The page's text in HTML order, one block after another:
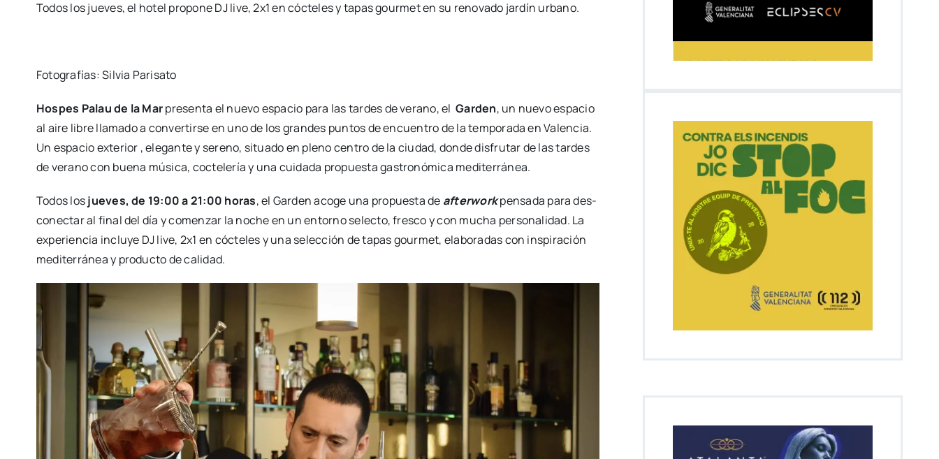
Todos los jue­ves, el hotel pro­po­ne DJ live, 2x1 en cóc­te­les y tapas gour­met en su reno­va­do jar­dín urbano.
Foto­gra­fías: Sil­via Pari­sa­to
Hos­pes Palau de la Marpre­sen­ta el nue­vo espa­cio para las tar­des de verano, elGar­den, un nue­vo espa­cio
al aire libre lla­ma­do a con­ver­tir­se en uno de los gran­des pun­tos de encuen­tro de la tem­po­ra­da en Valen­cia.
Un espa­cio exte­rior , ele­gan­te y sereno, situa­do en pleno cen­tro de la ciu­dad, don­de dis­fru­tar de las tar­des
de verano con bue­na músi­ca, coc­te­le­ría y una cui­da­da pro­pues­ta gas­tro­nó­mi­ca medi­te­rrá­nea.
Todos losjue­ves, de 19:00 a 21:00 horas, el Gar­den aco­ge una pro­pues­ta de after­workpen­sa­da para des­
co­nec­tar al final del día y comen­zar la noche en un entorno selec­to, fres­co y con mucha per­so­na­li­dad. La
expe­rien­cia inclu­ye DJ live, 2x1 en cóc­te­les y una selec­ción de tapas gour­met, ela­bo­ra­das con ins­pi­ra­ción
medi­te­rrá­nea y pro­duc­to de cali­dad.